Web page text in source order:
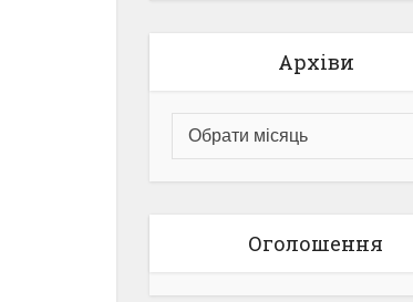
Архіви
Оголошення